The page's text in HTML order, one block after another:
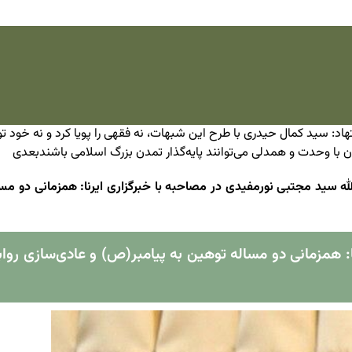
سید کمال حیدری با طرح این شبهات، نه فقهی را پویا کرد و نه
با وحدت و همدلی می‌توانند پایه‌گذار تمدن بزرگ اسلامی باشندبعدی
سید مجتبی نورمفیدی در مصاحبه با خبرگزاری ایرنا: همزمانی
همزمانی دو مساله توهین به پیامبر(ص) و عادی‌سازی